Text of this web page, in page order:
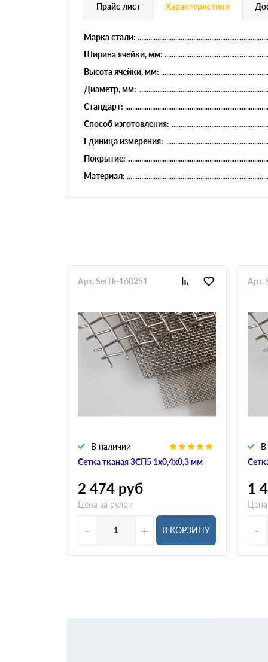
Прайс-лист Характеристики
Марка стали:
Ширина ячейки, мм:
Высота ячейки, мм:
Диаметр, мм:
Стандарт:
Способ изготовления:
Единица измерения:
Покрытие:
Материал:
Сетка тканая 3СП5 1х0,4х0,3 мм
В наличии
Арт. SetTk-160251
2 474 руб
Цена за рулон
- + В КОРЗИНУ
В
Арт.
1
-